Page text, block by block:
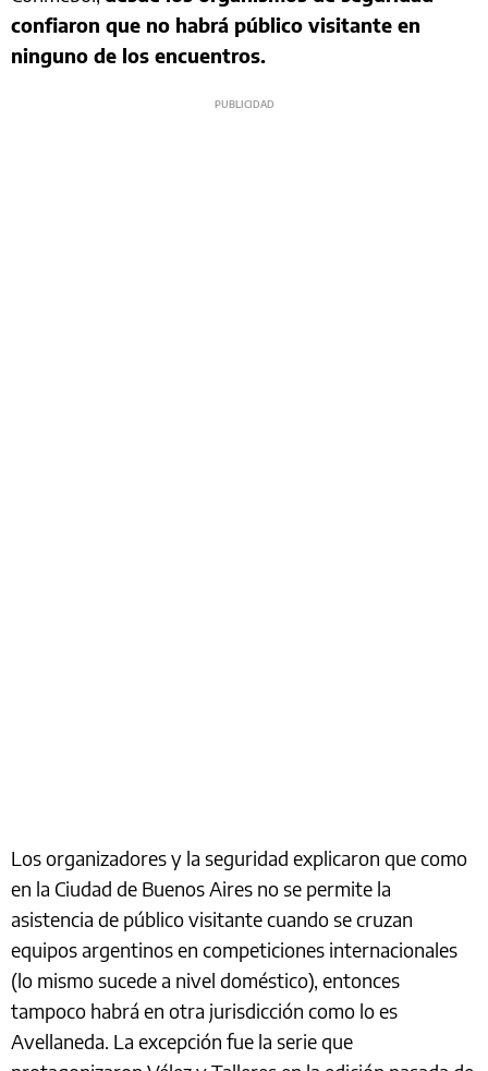
confiaron que no habrá público visitante en
ninguno de los encuentros.
Los organizadores y la seguridad explicaron que como
en la Ciudad de Buenos Aires no se permite la
asistencia de público visitante cuando se cruzan
equipos argentinos en competiciones internacionales
(lo mismo sucede a nivel doméstico), entonces
tampoco habrá en otra jurisdicción como lo es
Avellaneda. La excepción fue la serie que